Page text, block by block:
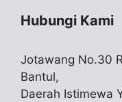
Hubungi Kami
Jotawang No.30
Bantul,
Daerah Istimewa